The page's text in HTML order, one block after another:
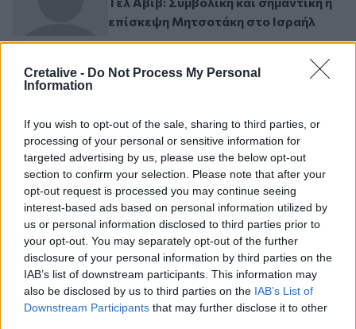
Cretalive - Do Not Process My Personal
Information
If you wish to opt-out of the sale, sharing to third parties, or
processing of your personal or sensitive information for
targeted advertising by us, please use the below opt-out
section to confirm your selection. Please note that after your
opt-out request is processed you may continue seeing
interest-based ads based on personal information utilized by
us or personal information disclosed to third parties prior to
your opt-out. You may separately opt-out of the further
disclosure of your personal information by third parties on the
IAB’s list of downstream participants. This information may
also be disclosed by us to third parties on the IAB’s List of
Downstream Participants that may further disclose it to other
επίσκεψη Μητσοτάκη στο Ισραήλ
07:40
ΗΠΑ: Το προεδρικό ελικόπτερο πλησίασε υπερβολικά
αεροπλάνο της γραμμής
07:33
Τα πρωτοσέλιδα των εφημερίδων
Θλίψη στην εκπαιδευτική κοινότητα για τον θάνατο του
Θοδωρή Κατσωνόπουλου